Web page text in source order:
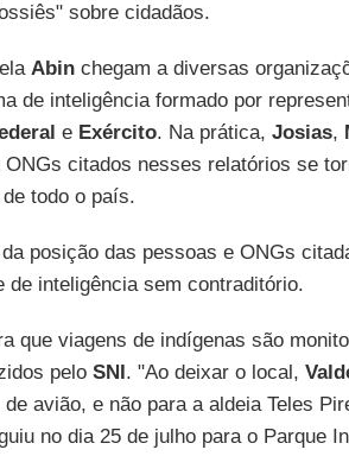
sobre cidadãos.
Abinchegam a diversas
de inteligência formado por
e Exército. Na prática, Josias,
citados nesses relatórios se
todo o país.
posição das pessoas e ONGs
de inteligência sem contraditório.
que viagens de indígenas são
pelo SNI. "Ao deixar o local,
avião, e não para a aldeia Teles
no dia 25 de julho para o Parque